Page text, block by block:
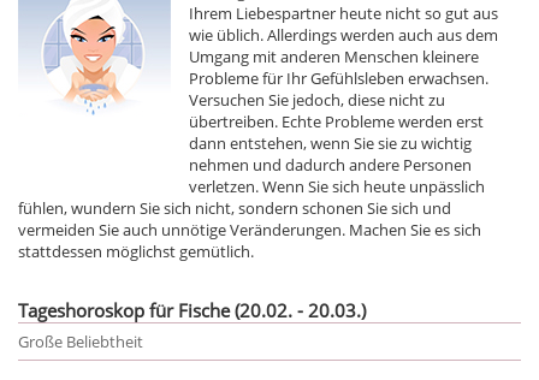
Ihrem Liebespartner heute nicht so gut aus
wie üblich. Allerdings werden auch aus dem
Umgang mit anderen Menschen kleinere
Probleme für Ihr Gefühlsleben erwachsen.
Versuchen Sie jedoch, diese nicht zu
übertreiben. Echte Probleme werden erst
dann entstehen, wenn Sie sie zu wichtig
nehmen und dadurch andere Personen
verletzen. Wenn Sie sich heute unpässlich
fühlen, wundern Sie sich nicht, sondern schonen Sie sich und
vermeiden Sie auch unnötige Veränderungen. Machen Sie es sich
stattdessen möglichst gemütlich.
Tageshoroskop für Fische (20.02. - 20.03.)
Große Beliebtheit